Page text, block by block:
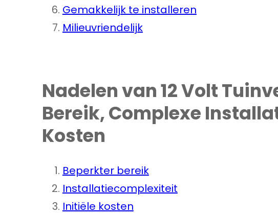
Gemakkelijk te installeren
Milieuvriendelijk
Nadelen van 12 Volt
Bereik, Complexe
Kosten
Beperkter bereik
Installatiecomplexiteit
Initiële kosten